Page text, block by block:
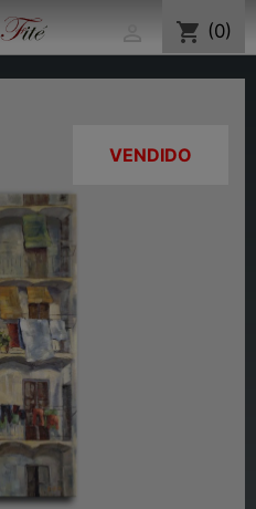
shopping_cart (0)
VENDIDO